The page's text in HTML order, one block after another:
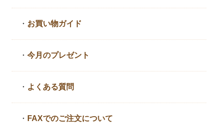
・ お買い物ガイド
・今月のプレゼント
・ よくある質問
・ FAXでのご注文について